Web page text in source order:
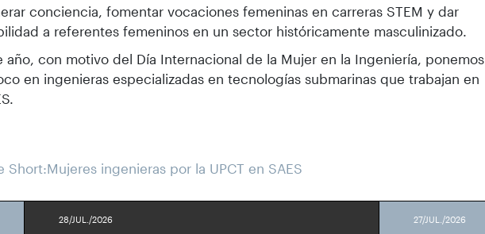
conciencia, fomentar vocaciones femeninas en carreras STEM y dar
a referentes femeninos en un sector históricamente masculinizado.
año, con motivo del Día Internacional de la Mujer en la Ingeniería, ponemos
en ingenieras especializadas en tecnologías submarinas que trabajan en
Short:Mujeres ingenieras por la UPCT en SAES
28/JUL./2026 27/JUL./2026